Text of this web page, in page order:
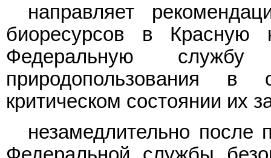
направляет
биоресурсов в Красную
Федеральную
природопользования
критическом состоянии их
незамедлительно после